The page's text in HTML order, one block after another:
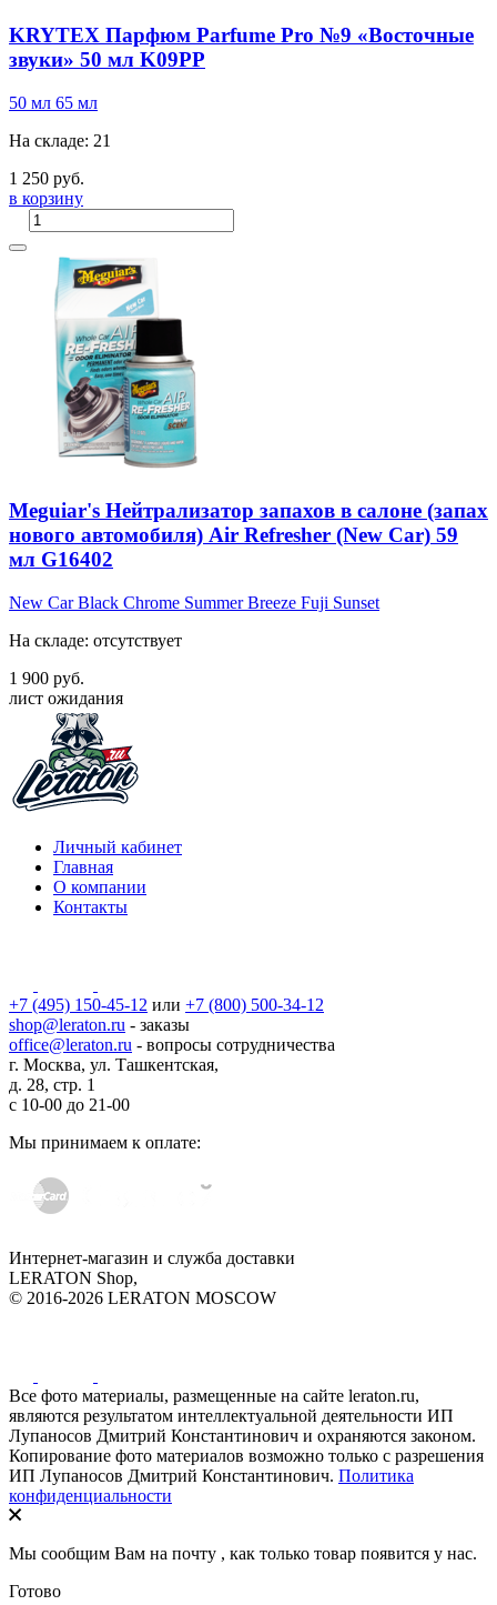
KRYTEX Парфюм Parfume Pro №9 «Восточные
звуки» 50 мл K09PP
50 мл 65 мл
На складе: 21
1 250 руб.
в корзину
Meguiar's Нейтрализатор запахов в салоне (запах
нового автомобиля) Air Refresher (New Car) 59
мл G16402
New CarBlack Chrome Summer Breeze Fuji Sunset
На складе: отсутствует
1 900 руб.
лист ожидания
Личный кабинет
Главная
О компании
Контакты
+7 (495) 150-45-12 или +7 (800) 500-34-12
shop@leraton.ru - заказы
office@leraton.ru - вопросы сотрудничества
г. Москва, ул. Ташкентская,
д. 28, стр. 1
с 10-00 до 21-00
Мы принимаем к оплате:
Интернет-магазин и служба доставки
LERATON Shop,
© 2016-2026 LERATON MOSCOW
Все фото материалы, размещенные на сайте leraton.ru,
являются результатом интеллектуальной деятельности ИП
Лупаносов Дмитрий Константинович и охраняются законом.
Копирование фото материалов возможно только с разрешения
ИП Лупаносов Дмитрий Константинович. Политика
конфиденциальности
Мы сообщим Вам на почту , как только товар появится у нас.
Готово